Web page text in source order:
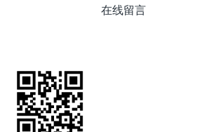
在线留言